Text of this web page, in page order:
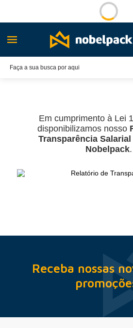
Em cumprimento à Lei
disponibilizamos nosso
Transparência Salarial
Nobelpack.
Receba nossas